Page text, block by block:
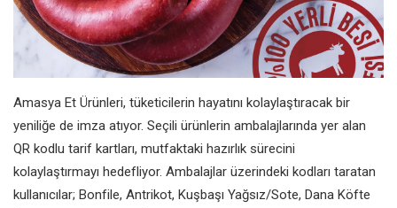
Amasya Et Ürünleri, tüketicilerin hayatını kolaylaştıracak bir
yeniliğe de imza atıyor. Seçili ürünlerin ambalajlarında yer alan
QR kodlu tarif kartları, mutfaktaki hazırlık sürecini
kolaylaştırmayı hedefliyor. Ambalajlar üzerindeki kodları taratan
kullanıcılar; Bonfile, Antrikot, Kuşbaşı Yağsız/Sote, Dana Köfte